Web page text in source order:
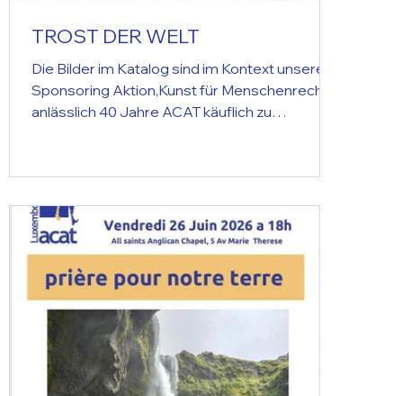
TROST DER WELT
Die Bilder im Katalog sind im Kontext unserer
Sponsoring Aktion,Kunst für Menschenrechte"
anlässlich 40 Jahre ACAT käuflich zu
supports the artist and ACAT. Please email us
interes.